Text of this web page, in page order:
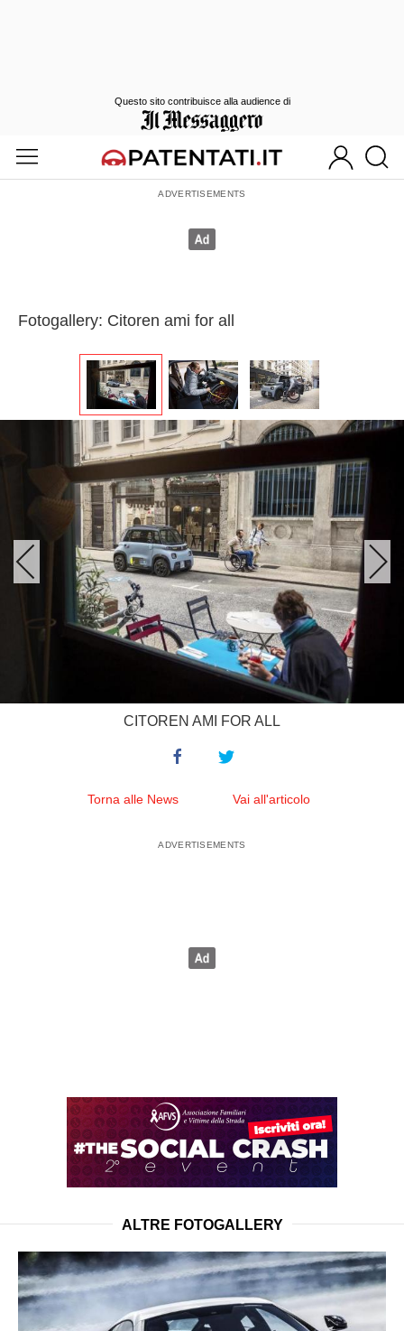
Fotogallery: Citoren ami for all
CITOREN AMI FOR ALL
Torna alle News Vai all'articolo
ALTRE FOTOGALLERY
Questo sito contribuisce alla audience di